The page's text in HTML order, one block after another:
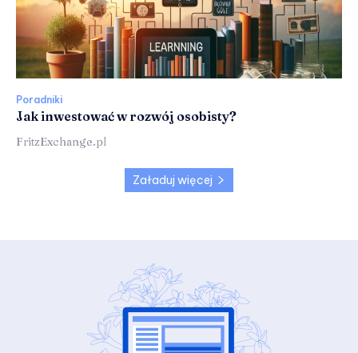
Poradniki
Jak inwestować w rozwój osobisty?
FritzExchange.pl
Załaduj więcej